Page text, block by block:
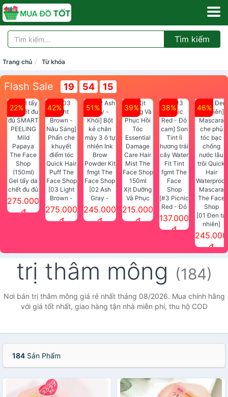
Tìm kiếm
Trang chủ Từ khóa
Flash Sale 19 54 14
22%
Gel tẩy da
chết đu đủ
SMART
PEELING
275.000
đ
42%
[03 Light
Brown -
Nâu Sáng]
Phấn che
275.000
đ
51%
[02 Ash
Gray -
Khói] Bột
kẻ chân
Face Shop
245.000
đ
39%
Xịt Dưỡng
Và Phục
Hồi Tóc
Essential
215.000
đ
38%
[#3 Picnic
Red - Đỏ
cam] Son
Face
Shop
137.000
đ
46%
[01 Đen tự
nhiên]
Mascara
che phủ
nước lâu
trôi Quick
Waterproof
Mascara
The Face
245.000
đ
trị thâm mông (184)
Nơi bán trị thâm mông giá rẻ nhất tháng 08/2026. Mua chính hãng
với giá tốt nhất, giao hàng tận nhà miễn phí, thu hộ COD
184 Sản Phẩm